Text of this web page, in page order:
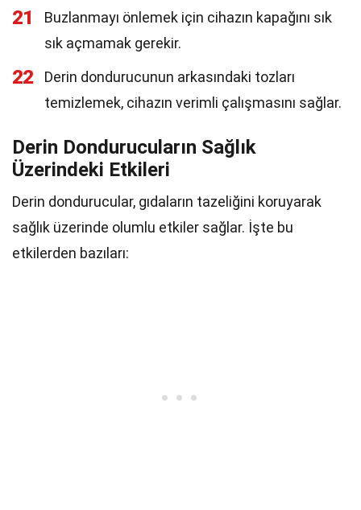
21
Buzlanmayı önlemek için cihazın kapağını sık
sık açmamak gerekir.
22
Derin dondurucunun arkasındaki tozları
temizlemek, cihazın verimli çalışmasını sağlar.
Derin Dondurucuların Sağlık
Üzerindeki Etkileri
Derin dondurucular, gıdaların tazeliğini koruyarak
sağlık üzerinde olumlu etkiler sağlar. İşte bu
etkilerden bazıları: